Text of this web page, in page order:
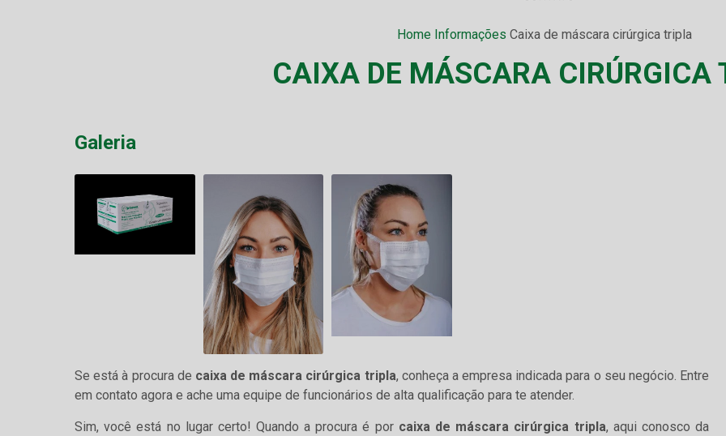
Home Informações Caixa de máscara cirúrgica tripla
CAIXA DE MÁSCARA CIRÚRGICA
Galeria
Se está à procura de caixa de máscara cirúrgica tripla, conheça a empresa indicada para o seu negócio. Entre
em contato agora e ache uma equipe de funcionários de alta qualificação para te atender.
Sim, você está no lugar certo! Quando a procura é por caixa de máscara cirúrgica tripla, aqui conosco da